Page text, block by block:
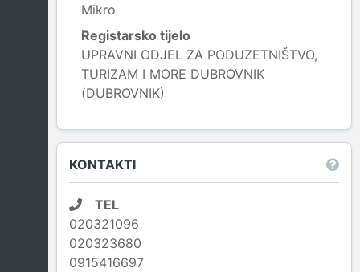
Mikro
Registarsko tijelo
UPRAVNI ODJEL ZA PODUZETNIŠTVO,
TURIZAM I MORE DUBROVNIK
(DUBROVNIK)
Leaflet
KONTAKTI
TEL
020321096
020323680
0915416697